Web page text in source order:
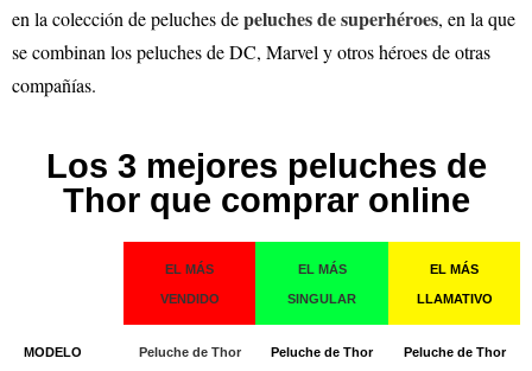
en la colección de peluches depeluches de superhéroes, en la que
se combinan los peluches de DC, Marvel y otros héroes de otras
compañías.
Los 3 mejores peluches de
Thor que comprar online
EL MÁS
VENDIDO
EL MÁS
SINGULAR
EL MÁS
LLAMATIVO
MODELO Peluche de Thor Peluche de Thor Peluche de Thor